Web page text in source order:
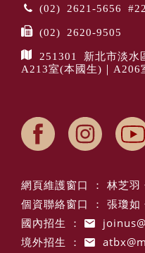
(02) 2621-5656
(02) 2620-9505
251301 新北市淡水
A213室(本國生)｜A206
網頁維護窗口 ： 林芝
個資聯絡窗口 ： 張瓊
國內招生 ：
境外招生 ：